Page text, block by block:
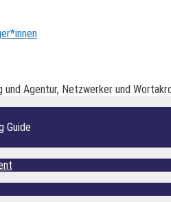
und Agentur, Netzwerker und
Guide